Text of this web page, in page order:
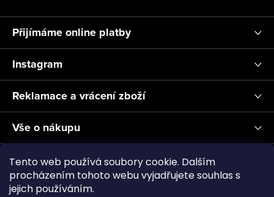
Tento web používá soubory cookie. Dalším
procházením tohoto webu vyjadřujete souhlas s
jejich používáním.
Přijímáme online platby
Instagram
Reklamace a vrácení zboží
Vše o nákupu
Informace pro Vás